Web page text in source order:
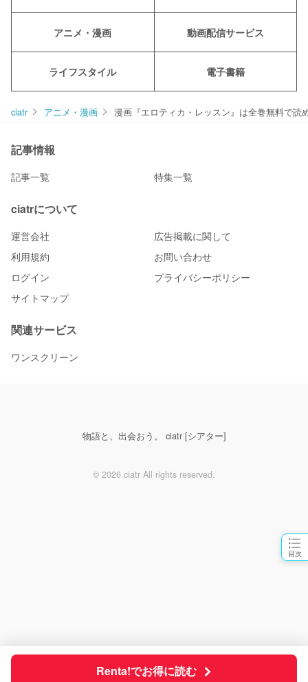
目次
Renta!でお得に読む
アニメ・漫画 動画配信サービス
ライフスタイル 電子書籍
ciatr アニメ・漫画 漫画『エロティカ・レッスン』は全巻無料で読
記事情報
記事一覧 特集一覧
ciatrについて
運営会社
広告掲載に関して
利用規約
お問い合わせ
ログイン
プライバシーポリシー
サイトマップ
関連サービス
ワンスクリーン
物語と、出会おう。 ciatr [シアター]
© 2026 ciatr All rights reserved.